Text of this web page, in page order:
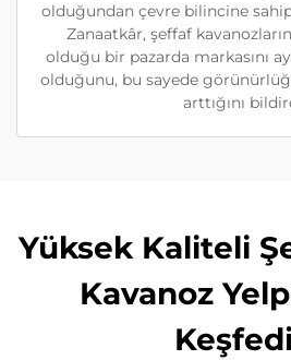
olduğundan çevre bilincine
Zanaatkâr, şeffaf
olduğu bir pazarda markasını
olduğunu, bu sayede
arttığını
Yüksek Kaliteli
Kavanoz